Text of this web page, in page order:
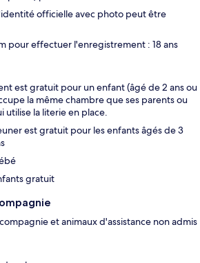
officielle avec photo peut être
pour effectuer l'enregistrement : 18 ans
est gratuit pour un enfant (âgé de 2 ans ou
la même chambre que ses parents ou
utilise la literie en place.
est gratuit pour les enfants âgés de 3
gratuit
et animaux d'assistance non admis